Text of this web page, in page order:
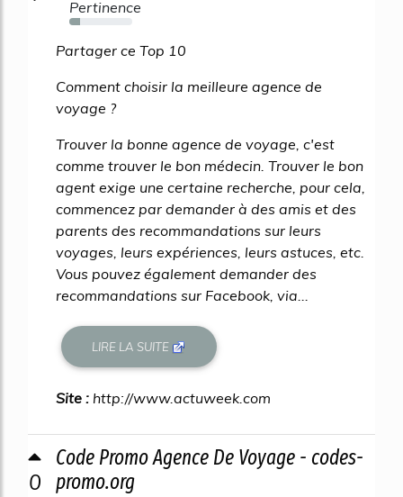
Pertinence
17%
Partager ce Top 10
Comment choisir la meilleure agence de
voyage ?
Trouver la bonne agence de voyage, c'est
comme trouver le bon médecin. Trouver le bon
agent exige une certaine recherche, pour cela,
commencez par demander à des amis et des
parents des recommandations sur leurs
voyages, leurs expériences, leurs astuces, etc.
Vous pouvez également demander des
recommandations sur Facebook, via...
LIRE LA SUITE
Site : http://www.actuweek.com
0
Code Promo Agence De Voyage - codes-
promo.org